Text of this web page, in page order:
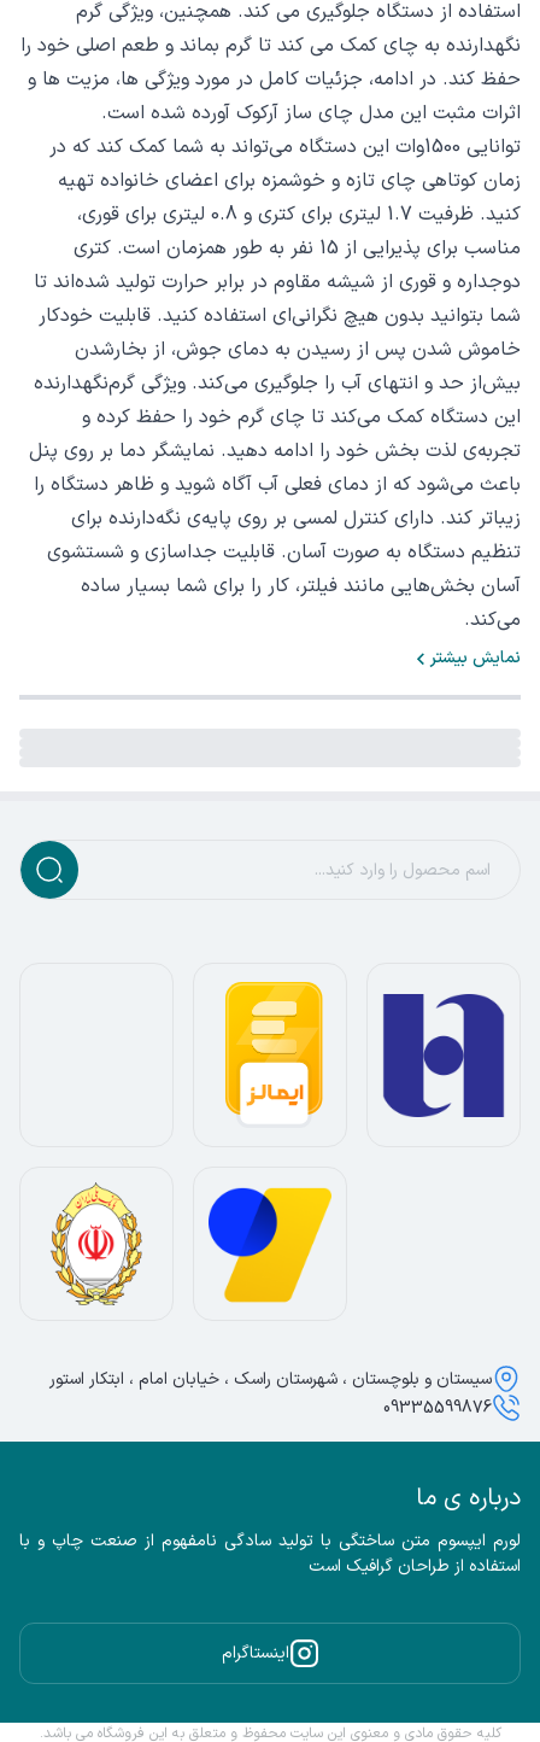
استفاده از دستگاه جلوگیری می کند. همچنین، ویژگی گرم
نگهدارنده به چای کمک می کند تا گرم بماند و طعم اصلی خود را
حفظ کند. در ادامه، جزئیات کامل در مورد ویژگی ها، مزیت ها و
اثرات مثبت این مدل چای ساز آرکوک آورده شده است.
توانایی 1500وات این دستگاه می‌تواند به شما کمک کند که در
زمان کوتاهی چای تازه و خوشمزه برای اعضای خانواده تهیه
کنید. ظرفیت 1.7 لیتری برای کتری و 0.8 لیتری برای قوری،
مناسب برای پذیرایی از 15 نفر به طور همزمان است. کتری
دوجداره و قوری از شیشه مقاوم در برابر حرارت تولید شده‌اند تا
شما بتوانید بدون هیچ نگرانی‌ای استفاده کنید. قابلیت خودکار
خاموش شدن پس از رسیدن به دمای جوش، از بخار‌شدن
بیش‌از حد و انتهای آب را جلوگیری می‌کند. ویژگی گرم‌نگهدارنده
این دستگاه کمک می‌کند تا چای گرم خود را حفظ کرده و
تجربه‌ی لذت بخش خود را ادامه دهید. نمایشگر دما بر روی پنل
باعث می‌شود که از دمای فعلی آب آگاه شوید و ظاهر دستگاه را
زیباتر کند. دارای کنترل لمسی بر روی پایه‌ی نگه‌دارنده برای
تنظیم دستگاه به صورت آسان. قابلیت جداسازی و شستشوی
آسان بخش‌هایی مانند فیلتر، کار را برای شما بسیار ساده
می‌کند.
نمایش بیشتر
درباره ی ما
استفاده از طراحان گرافیک است
اینستاگرام
سیستان و بلوچستان ، شهرستان راسک ، خیابان امام ، ابتکار استور
09335599876
کلیه حقوق مادی و معنوی این سایت محفوظ و متعلق به این فروشگاه می باشد.